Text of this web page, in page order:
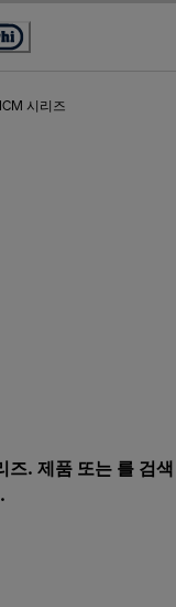
ICM 시리즈
즈. 제품 또는 를 검색
.